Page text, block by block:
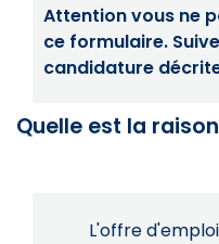
Attention vous ne
ce formulaire.
candidature
Quelle est la
L'offre